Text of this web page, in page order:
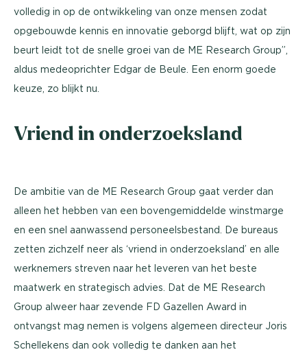
volledig in op de ontwikkeling van onze mensen zodat
opgebouwde kennis en innovatie geborgd blijft, wat op zijn
beurt leidt tot de snelle groei van de ME Research Group”,
aldus medeoprichter Edgar de Beule. Een enorm goede
keuze, zo blijkt nu.
Vriend in onderzoeksland
De ambitie van de ME Research Group gaat verder dan
alleen het hebben van een bovengemiddelde winstmarge
en een snel aanwassend personeelsbestand. De bureaus
zetten zichzelf neer als ‘vriend in onderzoeksland’ en alle
werknemers streven naar het leveren van het beste
maatwerk en strategisch advies. Dat de ME Research
Group alweer haar zevende FD Gazellen Award in
ontvangst mag nemen is volgens algemeen directeur Joris
Schellekens dan ook volledig te danken aan het